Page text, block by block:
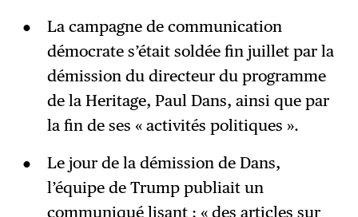
La campagne de communication
démocrate s’était soldée fin juillet par la
démission du directeur du programme
de la Heritage, Paul Dans, ainsi que par
la fin de ses « activités politiques ».
Le jour de la démission de Dans,
l’équipe de Trump publiait un
communiqué lisant : « des articles sur